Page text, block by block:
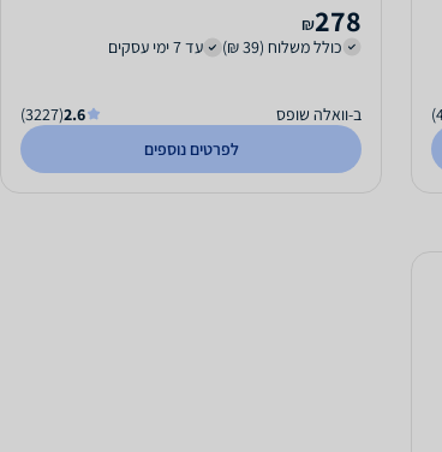
278
₪
כולל משלוח (39 ₪)
עד 7 ימי עסקים
ב-וואלה שופס 2.6
(3227)
לפרטים נוספים